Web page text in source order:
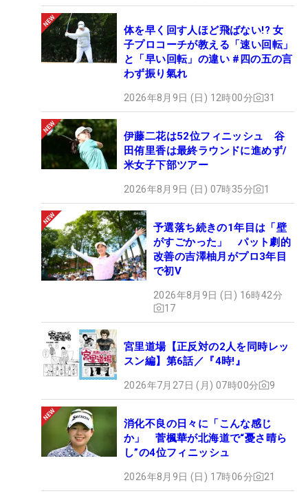
体を早く回す人ほど飛ばない!? 女
子プロコーチが教える「速い回転」
と「早い回転」の違い #四の五の言
わず振り氣れ
2026年8月9日 (日) 12時00分 31
伊藤二花は52位フィニッシュ 谷
田侑里香は最終ラウンドに進めず/
米女子下部ツアー
2026年8月9日 (日) 07時35分 1
予選落ち続きの1年目は「壁
がすごかった」 パット劇的
改善の吉澤柚月がプロ3年目
で初V
2026年8月9日 (日) 16時42分
17
宮里道場【正反対の2人を同時レッ
スン編】第6話／『4時!』
2026年7月27日 (月) 07時00分 9
消化不良の日々に「こんな感じ
か」 菅楓華が北海道で“憂さ晴ら
し”の4位フィニッシュ
2026年8月9日 (日) 17時06分 21